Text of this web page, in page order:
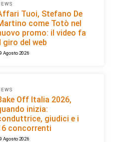
Tuoi, Stefano De
come Totò nel
promo: il video fa
giro del web
Agosto 2026
Off Italia 2026,
inizia:
giudici e i
concorrenti
Agosto 2026